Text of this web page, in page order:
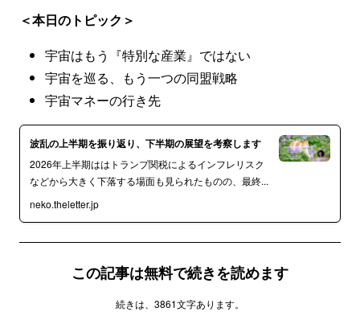
＜本日のトピック＞
宇宙はもう『特別な産業』ではない
宇宙を巡る、もう一つの同盟戦略
宇宙マネーの行き先
波乱の上半期を振り返り、下半期の展望を考察します
2026年上半期ははトランプ関税によるインフレリスク
などから大きく下落する場面も見られたものの、最終...
neko.theletter.jp
この記事は無料で続きを読めます
続きは、3861文字あります。